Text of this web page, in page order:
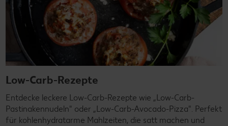
Low-Carb-Rezepte
Entdecke leckere Low-Carb-Rezepte wie „Low-Carb-
Pastinakennudeln" oder „Low-Carb-Avocado-Pizza". Perfekt
für kohlenhydratarme Mahlzeiten, die satt machen und